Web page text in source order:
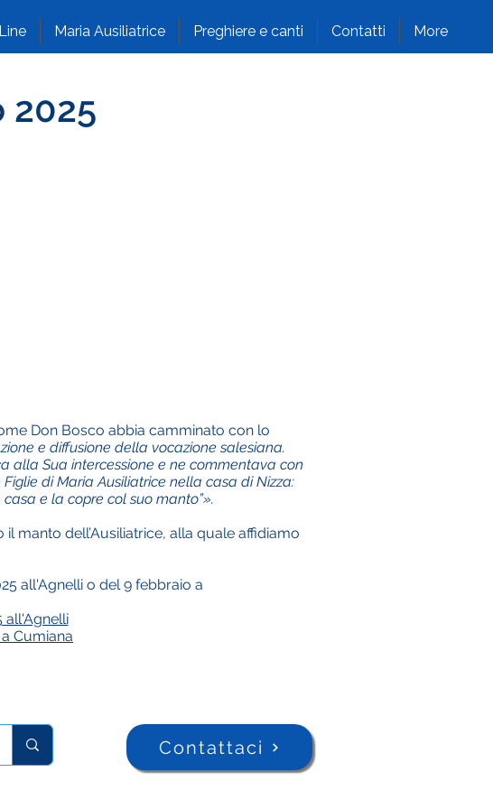
Maria Ausiliatrice Preghiere e canti Contatti More
Don Bosco abbia camminato con lo
e diffusione della vocazione salesiana.
alla Sua intercessione e ne commentava con
di Maria Ausiliatrice nella casa di Nizza:
e la copre col suo manto”».
manto dell’Ausiliatrice, alla quale affidiamo
all'Agnelli o del 9 febbraio a
all'Agnelli
Cumiana
Contattaci